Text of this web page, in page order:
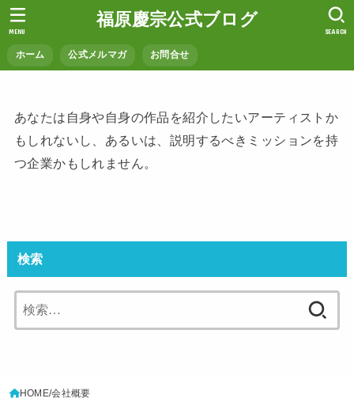
福原慶宗公式ブログ
ホーム 公式メルマガ お問合せ
SEARCH
MENU
あなたは自身や自身の作品を紹介したいアーティストか
もしれないし、あるいは、説明するべきミッションを持
つ企業かもしれません。
検索
索:
HOME 会社概要